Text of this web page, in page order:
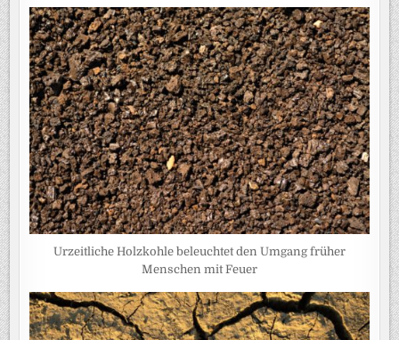
Urzeitliche Holzkohle beleuchtet den Umgang früher
Menschen mit Feuer